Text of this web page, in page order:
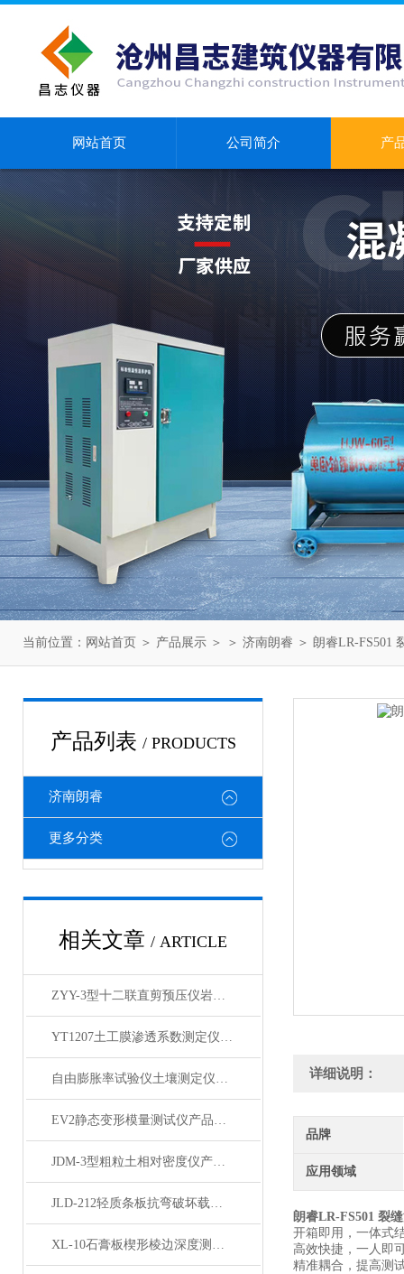
网站首页 公司简介 产
当前位置： 网站首页 ＞ 产品展示 ＞ ＞ 济南朗睿 ＞ 朗睿LR-FS501
产品列表 / PRODUCTS
济南朗睿
更多分类
相关文章 / ARTICLE
ZYY-3型十二联直剪预压仪岩土土工仪器 产品展示
YT1207土工膜渗透系数测定仪产品展示
自由膨胀率试验仪土壤测定仪产品展示
EV2静态变形模量测试仪产品简介
JDM-3型粗粒土相对密度仪产品展示
JLD-212轻质条板抗弯破坏载荷试验装置 产品展示
XL-10石膏板楔形棱边深度测定仪产品展示
详细说明：
品牌
应用领域
朗睿LR-FS501 裂
开箱即用， 一体式
高效快捷，一人即
精准耦合，提高测